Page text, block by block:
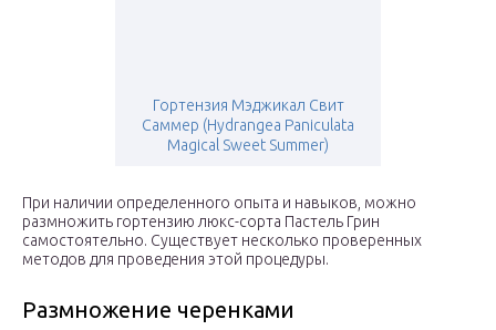
Гортензия Мэджикал Свит
Саммер (Hydrangea Paniculata
Magical Sweet Summer)
При наличии определенного опыта и навыков, можно
размножить гортензию люкс-сорта Пастель Грин
самостоятельно. Существует несколько проверенных
методов для проведения этой процедуры.
Размножение черенками